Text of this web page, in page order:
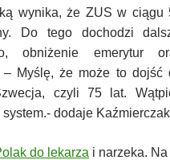
wynika, że ZUS w
Do tego dochodzi
obniżenie emerytur
– Myślę, że może to dojść
czyli 75 lat.
dodaje
do lekarza i narzeka.